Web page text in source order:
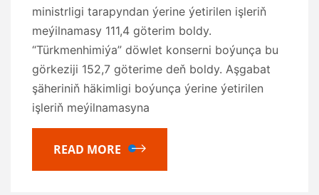
ministrligi tarapyndan ýerine ýetirilen işleriň
meýilnamasy 111,4 göterim boldy.
“Türkmenhimiýa” döwlet konserni boýunça bu
görkeziji 152,7 göterime deň boldy. Aşgabat
şäheriniň häkimligi boýunça ýerine ýetirilen
işleriň meýilnamasyna
READ MORE